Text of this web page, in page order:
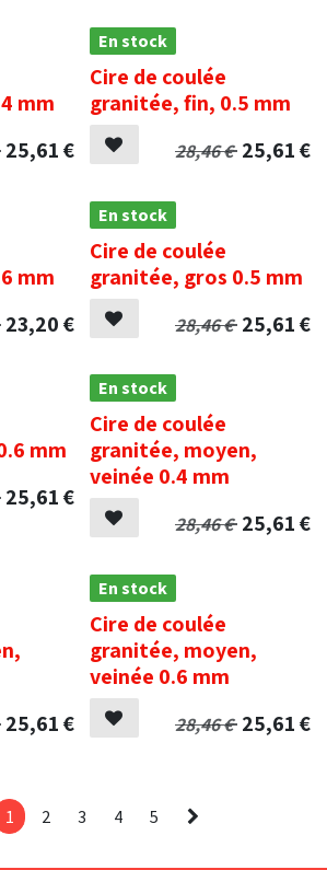
mm
25,61€
En stock
Cire de coulée
granitée, fin, 0.5 mm
28,46€ 25,61€
mm
23,20€
En stock
Cire de coulée
granitée, gros 0.5 mm
28,46€ 25,61€
mm
25,61€
En stock
Cire de coulée
granitée, moyen,
veinée 0.4 mm
28,46€ 25,61€
25,61€
En stock
Cire de coulée
granitée, moyen,
veinée 0.6 mm
28,46€ 25,61€
1 2 3 4 5